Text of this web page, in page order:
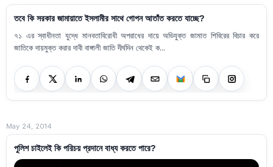
তবে কি সরকার জামায়াতে ইসলামীর সাথে গোপন আতাঁত করতে যাচ্ছে?
৭১ এর স্বাধীনতা যুদ্ধে মানবতাবিরোধী অপরাধের দায়ে অভিযুক্ত জামাত শিবিরের বিচার করে
জাতিকে দায়মুক্ত করার দাবী বাঙ্গালী জাতি দীর্ঘদিন থেকেই ক...
May 24, 2014
পুলিশ চাইলেই কি পরিচয় প্রদানে বাধ্য করতে পারে?